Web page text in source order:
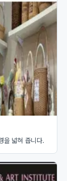
을 넓혀 줍니다.